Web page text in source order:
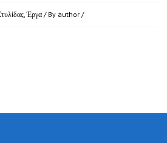
,Έργα / By author /